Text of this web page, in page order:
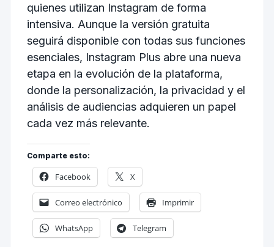
quienes utilizan Instagram de forma
intensiva. Aunque la versión gratuita
seguirá disponible con todas sus funciones
esenciales, Instagram Plus abre una nueva
etapa en la evolución de la plataforma,
donde la personalización, la privacidad y el
análisis de audiencias adquieren un papel
cada vez más relevante.
Comparte esto:
Facebook X
Correo electrónico Imprimir
WhatsApp Telegram